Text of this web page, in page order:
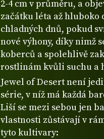
2-4 cm v průměru, a
začátku léta až hluboko
chladných dnů, pokud
nové výhony, díky nimž
koberců a spolehlivě
rostlinám kvůli suchu a
Jewel of Desert není
série, v níž má každá
Liší se mezi sebou jen
vlastnosti zůstávají v
tyto kultivary: